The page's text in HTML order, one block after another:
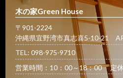
木の家Green House
〒901-2224
沖縄県宜野湾市真志喜5-10-21
TEL: 098-975-9710
営業時間：10：00～18：00 定